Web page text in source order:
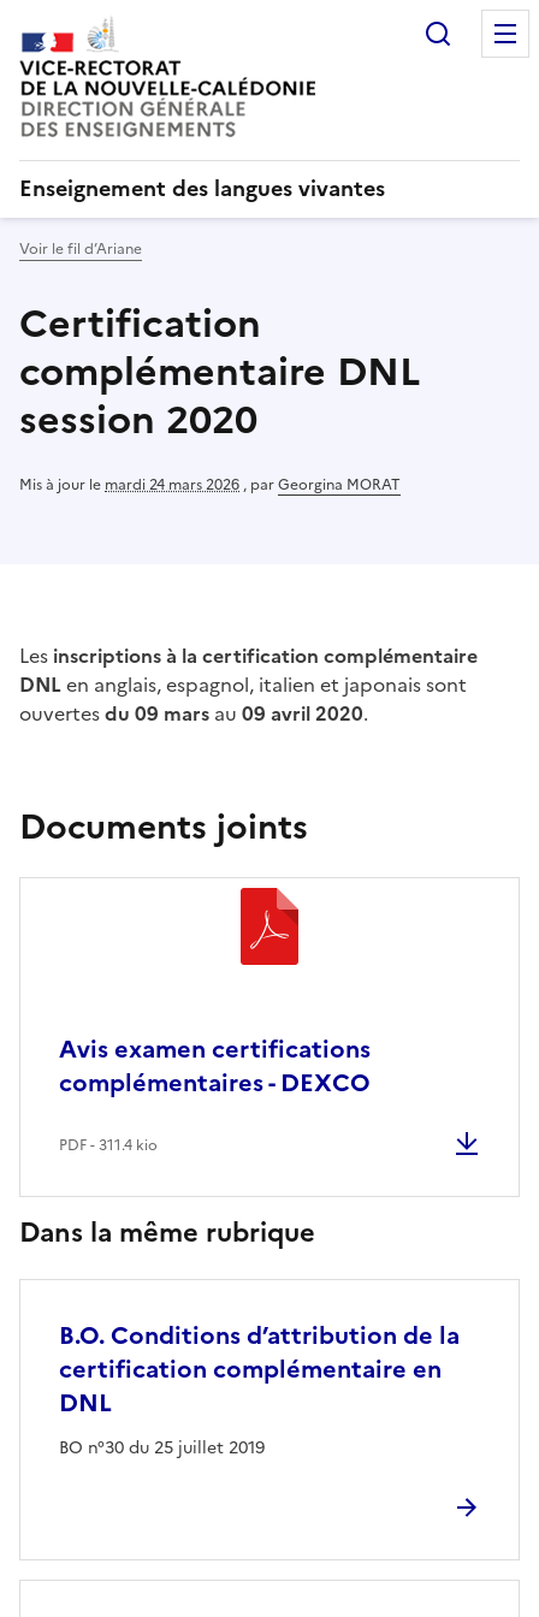
Enseignement des langues vivantes
Voir le fil d’Ariane
Certification
complémentaire DNL
session 2020
Mis à jour le mardi 24 mars 2026 , parGeorgina MORAT
Les inscriptions à la certification complémentaire
DNLen anglais, espagnol, italien et japonais sont
ouvertesdu 09 mars au 09 avril 2020.
Documents joints
Avis examen certifications
complémentaires - DEXCO
PDF - 311.4 kio
Dans la même rubrique
B.O. Conditions d’attribution de la
certification complémentaire en
DNL
BO n°30 du 25 juillet 2019